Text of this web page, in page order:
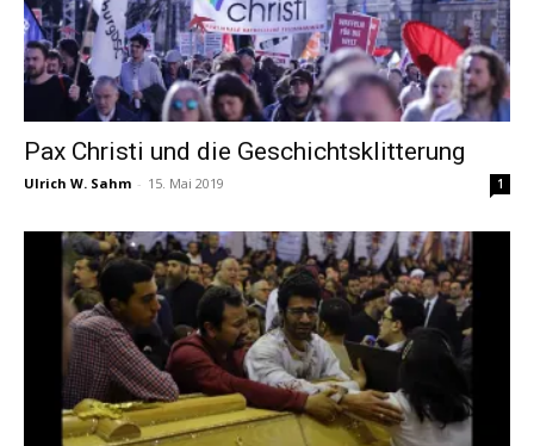
Pax Christi und die Geschichtsklitterung
Ulrich W. Sahm - 15. Mai 2019 1